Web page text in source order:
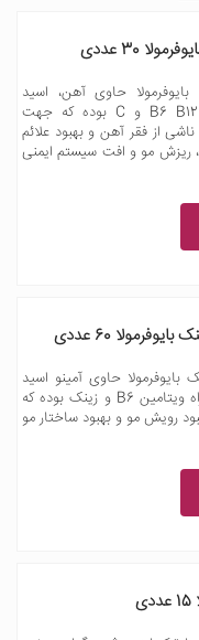
30 عددی
حاوی آهن، اسید
فولیک و ویتامین های B6 B12 و C بوده که جهت
از فقر آهن و بهبود علائم
ریزش مو و افت سیستم ایمنی
ب۶ و زینک بایوفرمولا حاوی آمینو اسید
سیستین و آرژنین به همراه ویتامین B6 و زینک بوده که
رویش مو و بهبود ساختار مو